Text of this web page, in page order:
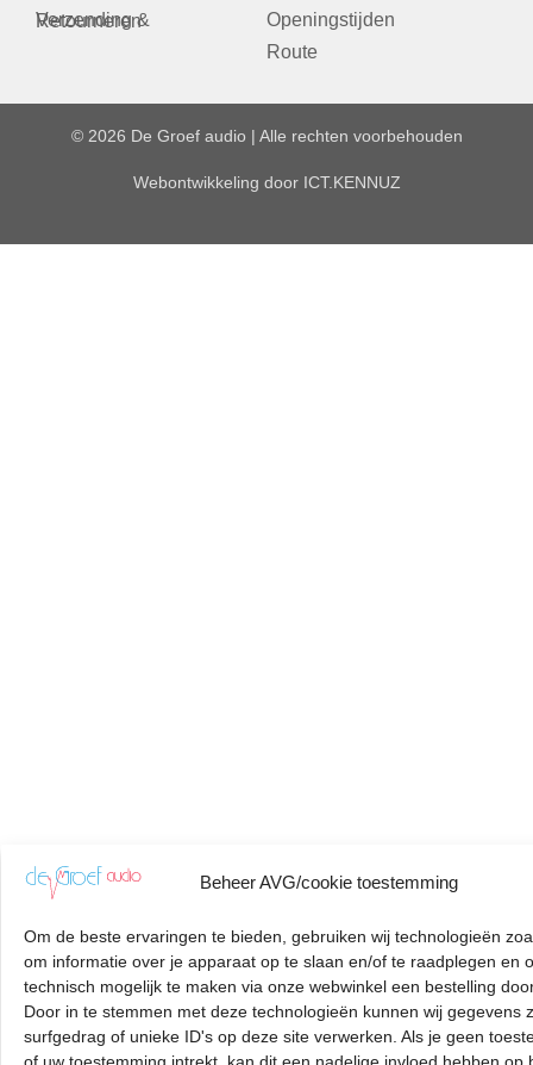
Beheer AVG/cookie toestemming
Om de beste ervaringen te bieden, gebruiken wij technologieën
om informatie over je apparaat op te slaan en/of te raadplegen en
technisch mogelijk te maken via onze webwinkel een bestelling
Door in te stemmen met deze technologieën kunnen wij gegevens
surfgedrag of unieke ID's op deze site verwerken. Als je geen
Verzending & Retourneren
Openingstijden
Route
© 2026 De Groef audio | Alle rechten voorbehouden
Webontwikkeling door ICT.KENNUZ